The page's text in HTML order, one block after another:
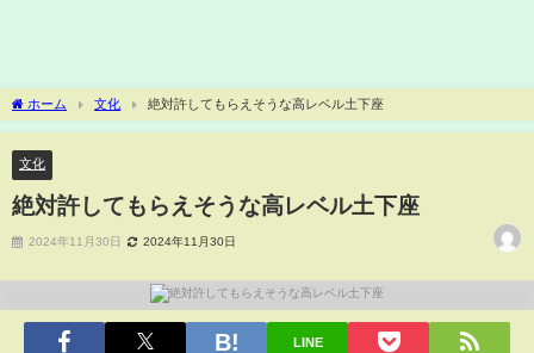
ホーム 文化 絶対許してもらえそうな高レベル土下座
文化
絶対許してもらえそうな高レベル土下座
2024年11月30日 2024年11月30日
LINE